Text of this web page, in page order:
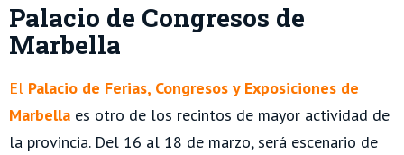
Palacio de Congresos de
Marbella
El Palacio de Ferias, Congresos y Exposiciones de
Marbella es otro de los recintos de mayor actividad de
la provincia. Del 16 al 18 de marzo, será escenario de